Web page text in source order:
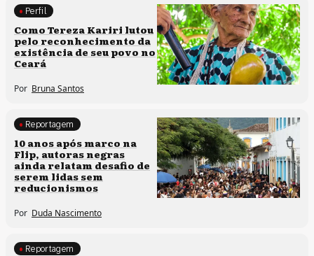
Comunidades tradicionais
Perfil
Como Tereza Kariri lutou
pelo reconhecimento da
existência de seu povo no
Ceará
Por Bruna Santos
Processos artísticos
Reportagem
10 anos após marco na
Flip, autoras negras
ainda relatam desafio de
serem lidas sem
reducionismos
Por Duda Nascimento
Reportagem